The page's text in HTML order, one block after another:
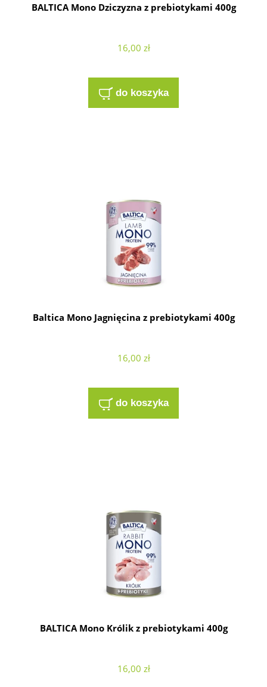
BALTICA Mono Dziczyzna z prebiotykami 400g
16,00 zł
do koszyka
Baltica Mono Jagnięcina z prebiotykami 400g
16,00 zł
do koszyka
BALTICA Mono Królik z prebiotykami 400g
16,00 zł